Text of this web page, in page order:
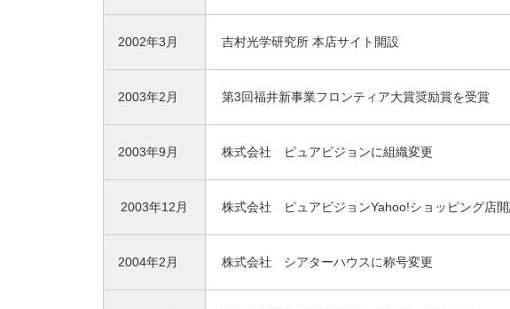
2002年3月 吉村光学研究所 本店サイト開設
2003年2月 第3回福井新事業フロンティア大賞奨励賞を受賞
2003年9月 株式会社 ピュアビジョンに組織変更
2003年12月 株式会社 ピュアビジョンYahoo!ショッピング店
2004年2月 株式会社 シアターハウスに称号変更